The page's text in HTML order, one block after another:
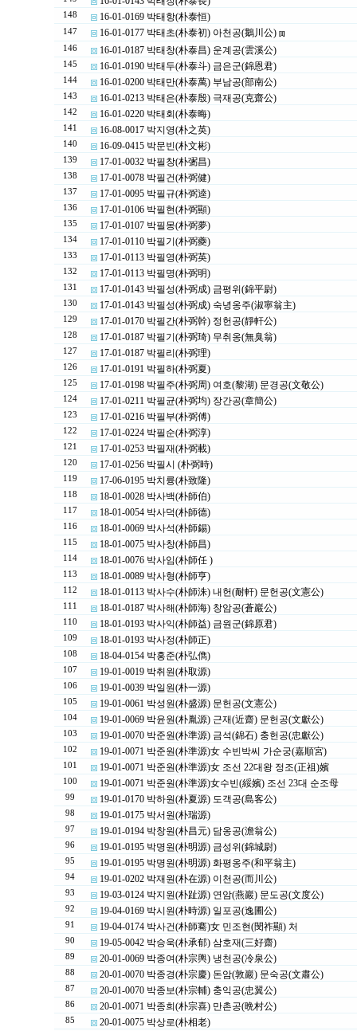
148 16-01-0169 박태항(朴泰恒)
147 16-01-0177 박태초(朴泰初) 아천공(鵝川公) [1]
146 16-01-0187 박태창(朴泰昌) 운계공(雲溪公)
145 16-01-0190 박태두(朴泰斗) 금은군(錦恩君)
144 16-01-0200 박태만(朴泰萬) 부남공(部南公)
143 16-01-0213 박태은(朴泰殷) 극재공(克齋公)
142 16-01-0220 박태회(朴泰晦)
141 16-08-0017 박지영(朴之英)
140 16-09-0415 박문빈(朴文彬)
139 17-01-0032 박필창(朴弻昌)
138 17-01-0078 박필건(朴弼健)
137 17-01-0095 박필규(朴弼逵)
136 17-01-0106 박필현(朴弼顯)
135 17-01-0107 박필몽(朴弼夢)
134 17-01-0110 박필기(朴弼夔)
133 17-01-0113 박필영(朴弼英)
132 17-01-0113 박필명(朴弼明)
131 17-01-0143 박필성(朴弼成) 금평위(錦平尉)
130 17-01-0143 박필성(朴弼成) 숙녕옹주(淑寧翁主)
129 17-01-0170 박필간(朴弼幹) 정헌공(靜軒公)
128 17-01-0187 박필기(朴弼琦) 무취옹(無臭翁)
127 17-01-0187 박필리(朴弼理)
126 17-01-0191 박필하(朴弼夏)
125 17-01-0198 박필주(朴弼周) 여호(黎湖) 문경공(文敬公)
124 17-01-0211 박필균(朴弼均) 장간공(章簡公)
123 17-01-0216 박필부(朴弼傅)
122 17-01-0224 박필순(朴弼淳)
121 17-01-0253 박필재(朴弼載)
120 17-01-0256 박필시 (朴弼時)
119 17-06-0195 박치륭(朴致隆)
118 18-01-0028 박사백(朴師伯)
117 18-01-0054 박사덕(朴師德)
116 18-01-0069 박사석(朴師錫)
115 18-01-0075 박사창(朴師昌)
114 18-01-0076 박사임(朴師任 )
113 18-01-0089 박사형(朴師亨)
112 18-01-0113 박사수(朴師洙) 내헌(耐軒) 문헌공(文憲公)
111 18-01-0187 박사해(朴師海) 창암공(蒼巖公)
110 18-01-0193 박사익(朴師益) 금원군(錦原君)
109 18-01-0193 박사정(朴師正)
108 18-04-0154 박홍준(朴弘儁)
107 19-01-0019 박취원(朴取源)
106 19-01-0039 박일원(朴一源)
105 19-01-0061 박성원(朴盛源) 문헌공(文憲公)
104 19-01-0069 박윤원(朴胤源) 근재(近齋) 문헌공(文獻公)
103 19-01-0070 박준원(朴準源) 금석(錦石) 충헌공(忠獻公)
102 19-01-0071 박준원(朴準源)女 수빈박씨 가순궁(嘉順宮)
101 19-01-0071 박준원(朴準源)女 조선 22대왕 정조(正祖)嬪
100 19-01-0071 박준원(朴準源)女수빈(綏嬪) 조선 23대 순조母
99 19-01-0170 박하원(朴夏源) 도객공(島客公)
98 19-01-0175 박서원(朴瑞源)
97 19-01-0194 박창원(朴昌元) 담옹공(澹翁公)
96 19-01-0195 박명원(朴明源) 금성위(錦城尉)
95 19-01-0195 박명원(朴明源) 화평옹주(和平翁主)
94 19-01-0202 박재원(朴在源) 이천공(而川公)
93 19-03-0124 박지원(朴趾源) 연암(燕巖) 문도공(文度公)
92 19-04-0169 박시원(朴時源) 일포공(逸圃公)
91 19-04-0174 박사건(朴師騫)女 민조현(閔祚顯) 처
90 19-05-0042 박승욱(朴承郁) 삼호재(三好齋)
89 20-01-0069 박종여(朴宗輿) 냉천공(冷泉公)
88 20-01-0070 박종경(朴宗慶) 돈암(敦巖) 문숙공(文肅公)
87 20-01-0070 박종보(朴宗輔) 충익공(忠翼公)
86 20-01-0071 박종희(朴宗喜) 만촌공(晩村公)
85 20-01-0075 박상로(朴相老)